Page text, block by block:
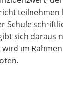
teilnehmen
Schule
sich daraus
im